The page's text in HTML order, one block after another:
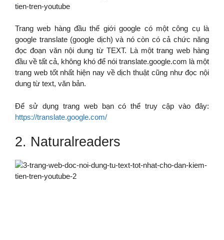
Trang web hàng đầu thế giới google có một công cụ là
google translate (google dịch) và nó còn có cả chức năng
đọc đoạn văn nội dung từ TEXT. Là một trang web hàng
đầu về tất cả, không khó để nói translate.google.com là một
trang web tốt nhất hiện nay về dịch thuật cũng như đọc nội
dung từ text, văn bản.
Để sử dụng trang web bạn có thể truy cập vào đây:
https://translate.google.com/
2. Naturalreaders